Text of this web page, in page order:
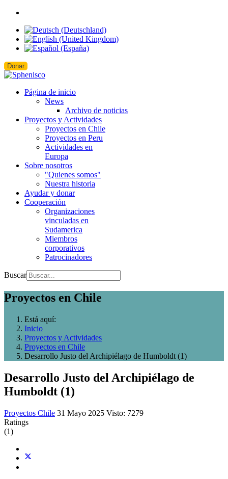
Donar
Página de inicio
News
Archivo de noticias
Proyectos y Actividades
Proyectos en Chile
Proyectos en Peru
Actividades en
Europa
Sobre nosotros
"Quienes somos"
Nuestra historia
Ayudar y donar
Cooperación
Organizaciones
vinculadas en
Sudamerica
Miembros
corporativos
Patrocinadores
Buscar
Proyectos en Chile
Está aquí:
Inicio
Proyectos y Actividades
Proyectos en Chile
Desarrollo Justo del Archipiélago de Humboldt (1)
Desarrollo Justo del Archipiélago de
Humboldt (1)
Proyectos Chile 31 Mayo 2025 Visto: 7279
Ratings
(1)